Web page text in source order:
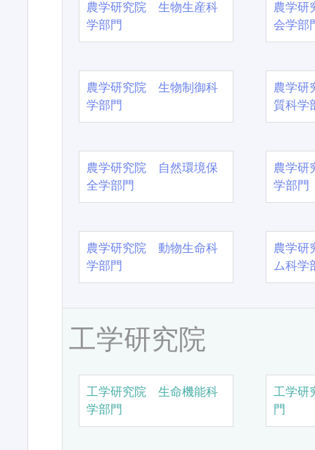
農学研究院 生物生産科
学部門
農学
会学部
農学研究院 生物制御科
学部門
農学
質科学
農学研究院 自然環境保
全学部門
農学
学部門
農学研究院 動物生命科
学部門
農学
ム科学
工学研究院
工学研究院 生命機能科
学部門
工学研
門